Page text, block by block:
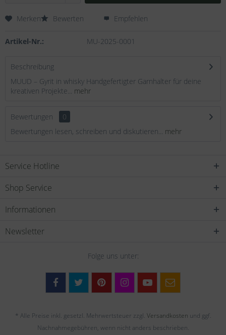
Merken Bewerten Empfehlen
Artikel-Nr.: MU-2025-0001
Beschreibung
MUUD – Gyrit in whisky Handgefertigter Garnhalter für deine
kreativen Projekte... mehr
Bewertungen
0
Bewertungen lesen, schreiben und diskutieren... mehr
Service Hotline
Shop Service
Informationen
Newsletter
Folge uns unter:
* Alle Preise inkl. gesetzl. Mehrwertsteuer zzgl. Versandkosten und ggf.
Nachnahmegebühren, wenn nicht anders beschrieben.